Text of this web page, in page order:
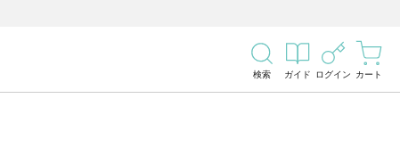
検索 ガイド ログイン カート